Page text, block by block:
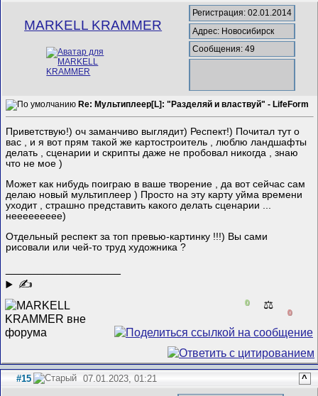
MARKELL KRAMMER
Регистрация: 02.01.2014
Адрес: Новосибирск
Сообщения: 49
Re: Мультиплеер[L]: "Разделяй и властвуй" - LifeForm
Приветствую!) оч заманчиво выглядит) Респект!) Почитал тут о
вас , и я вот прям такой же картостроитель , люблю ландшафты
делать , сценарии и скрипты даже не пробовал никогда , знаю
что не мое )
Может как нибудь поиграю в ваше творение , да вот сейчас сам
делаю новый мультиплеер ) Просто на эту карту уйма времени
уходит , страшно представить какого делать сценарии ...
неееееееее)
Отдельный респект за топ превью-картинку !!!) Вы сами
рисовали или чей-то труд художника ?
✍
0 ⚖️
0
#15 07.01.2023, 01:21 ^